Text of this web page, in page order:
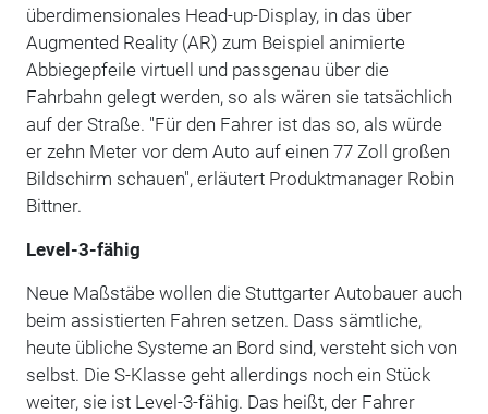
überdimensionales Head-up-Display, in das über
Augmented Reality (AR) zum Beispiel animierte
Abbiegepfeile virtuell und passgenau über die
Fahrbahn gelegt werden, so als wären sie tatsächlich
auf der Straße. "Für den Fahrer ist das so, als würde
er zehn Meter vor dem Auto auf einen 77 Zoll großen
Bildschirm schauen", erläutert Produktmanager Robin
Bittner.
Level-3-fähig
Neue Maßstäbe wollen die Stuttgarter Autobauer auch
beim assistierten Fahren setzen. Dass sämtliche,
heute übliche Systeme an Bord sind, versteht sich von
selbst. Die S-Klasse geht allerdings noch ein Stück
weiter, sie ist Level-3-fähig. Das heißt, der Fahrer